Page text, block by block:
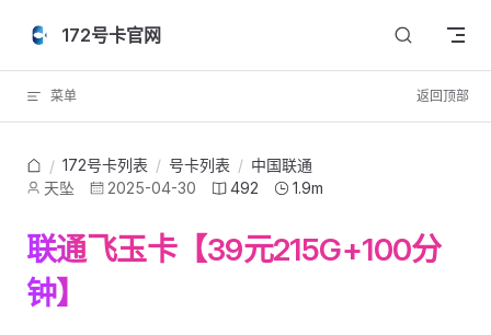
Skip to content
172号卡官网
菜单 返回顶部
/ 172号卡列表 / 号卡列表 / 中国联通
天坠
2025-04-30 492 1.9m
联通飞玉卡【39元215G+100分
钟】